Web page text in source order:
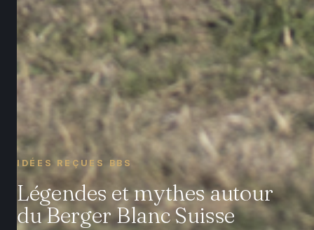
IDÉES REÇUES BBS
Légendes et mythes autour
du Berger Blanc Suisse